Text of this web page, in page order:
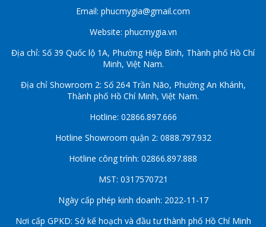
Email: phucmygia@gmail.com
Website: phucmygia.vn
Địa chỉ: Số 39 Quốc lộ 1A, Phường Hiệp Bình, Thành phố Hồ Chí
Minh, Việt Nam.
Địa chỉ Showroom 2: Số 264 Trần Não, Phường An Khánh,
Thành phố Hồ Chí Minh, Việt Nam.
Hotline: 02866.897.666
Hotline Showroom quận 2: 0888.797.932
Hotline công trình: 02866.897.888
MST: 0317570721
Ngày cấp phép kinh doanh: 2022-11-17
Nơi cấp GPKD: Sở kế hoạch và đầu tư thành phố Hồ Chí Minh